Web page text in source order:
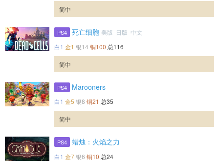
简中
PS4 死亡细胞 美版 日版 中文
白1 金1 银14 铜100 总116
简中
PS4 Marooners
白1 金5 银8 铜21 总35
简中
PS4 蜡烛：火焰之力
白1 金7银6 铜10 总24